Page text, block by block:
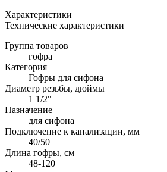
Характеристики
Технические характеристики
Группа товаров
гофра
Категория
Гофры для сифона
Диаметр резьбы, дюймы
1 1/2"
Назначение
для сифона
Подключение к канализации, мм
40/50
Длина гофры, см
48-120